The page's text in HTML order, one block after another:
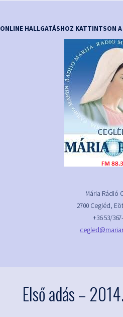
ONLINE HALLGATÁSHOZ KATTINTSON A
Mária Rádió
2700 Cegléd,
+36 53/
Első adás –